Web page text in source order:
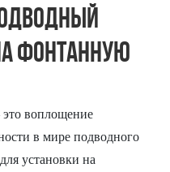
фонтанную
воплощение
в мире подводного
установки на